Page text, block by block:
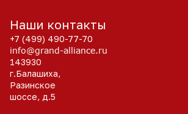
Наши контакты
+7 (499) 490-77-70
info@grand-alliance.ru
143930
г.Балашиха,
Разинское
шоссе, д.5